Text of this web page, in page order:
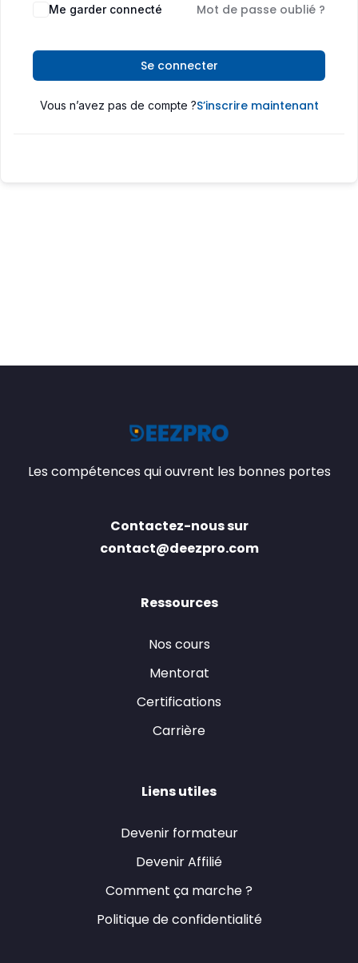
Me garder connecté Mot de passe oublié ?
Se connecter
Vous n’avez pas de compte ?S’inscrire maintenant
Les compétences qui ouvrent les bonnes portes
Contactez-nous sur
contact@deezpro.com
Ressources
Nos cours
Mentorat
Certifications
Carrière
Liens utiles
Devenir formateur
Devenir Affilié
Comment ça marche ?
Politique de confidentialité